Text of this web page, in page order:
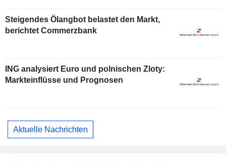
Steigendes Ölangbot belastet den Markt,
berichtet Commerzbank
ING analysiert Euro und polnischen Zloty:
Markteinflüsse und Prognosen
Aktuelle Nachrichten